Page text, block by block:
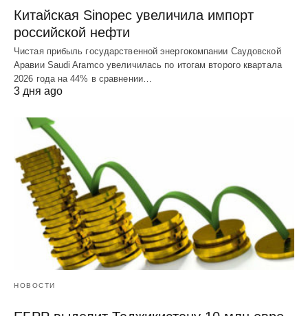
Китайская Sinopec увеличила импорт
российской нефти
Чистая прибыль государственной энергокомпании Саудовской
Аравии Saudi Aramco увеличилась по итогам второго квартала
2026 года на 44% в сравнении…
3 дня ago
НОВОСТИ